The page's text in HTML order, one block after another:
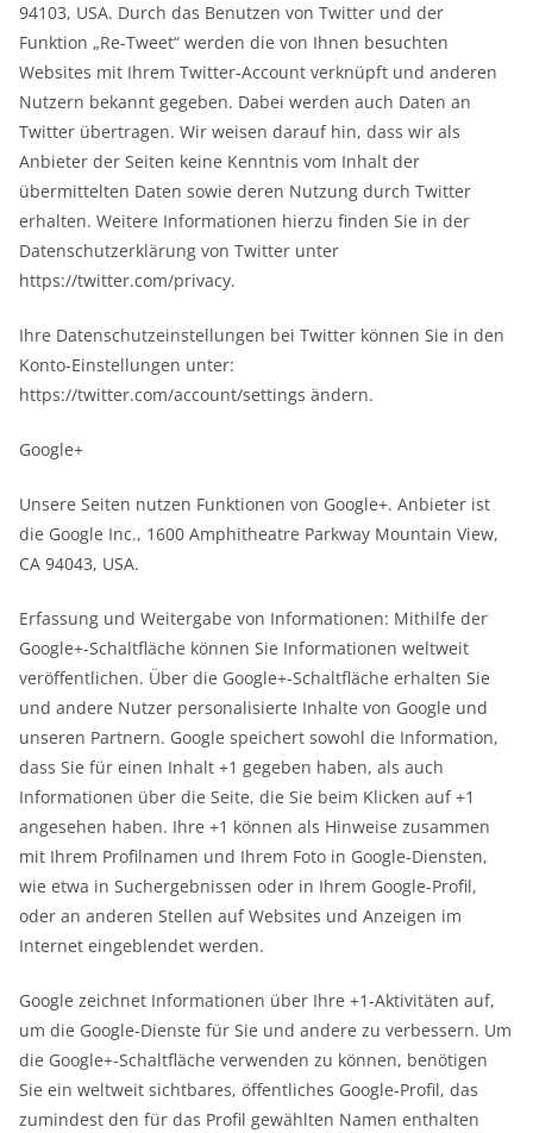
94103, USA. Durch das Benutzen von Twitter und der
Funktion „Re-Tweet“ werden die von Ihnen besuchten
Websites mit Ihrem Twitter-Account verknüpft und anderen
Nutzern bekannt gegeben. Dabei werden auch Daten an
Twitter übertragen. Wir weisen darauf hin, dass wir als
Anbieter der Seiten keine Kenntnis vom Inhalt der
übermittelten Daten sowie deren Nutzung durch Twitter
erhalten. Weitere Informationen hierzu finden Sie in der
Datenschutzerklärung von Twitter unter
https://twitter.com/privacy.
Ihre Datenschutzeinstellungen bei Twitter können Sie in den
Konto-Einstellungen unter:
https://twitter.com/account/settings ändern.
Google+
Unsere Seiten nutzen Funktionen von Google+. Anbieter ist
die Google Inc., 1600 Amphitheatre Parkway Mountain View,
CA 94043, USA.
Erfassung und Weitergabe von Informationen: Mithilfe der
Google+-Schaltfläche können Sie Informationen weltweit
veröffentlichen. Über die Google+-Schaltfläche erhalten Sie
und andere Nutzer personalisierte Inhalte von Google und
unseren Partnern. Google speichert sowohl die Information,
dass Sie für einen Inhalt +1 gegeben haben, als auch
Informationen über die Seite, die Sie beim Klicken auf +1
angesehen haben. Ihre +1 können als Hinweise zusammen
mit Ihrem Profilnamen und Ihrem Foto in Google-Diensten,
wie etwa in Suchergebnissen oder in Ihrem Google-Profil,
oder an anderen Stellen auf Websites und Anzeigen im
Internet eingeblendet werden.
Google zeichnet Informationen über Ihre +1-Aktivitäten auf,
um die Google-Dienste für Sie und andere zu verbessern. Um
die Google+-Schaltfläche verwenden zu können, benötigen
Sie ein weltweit sichtbares, öffentliches Google-Profil, das
zumindest den für das Profil gewählten Namen enthalten